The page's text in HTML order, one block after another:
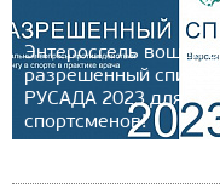
Энтеросгель вошел в
разрешенный список
РУСАДА 2023 для
спортсменов!